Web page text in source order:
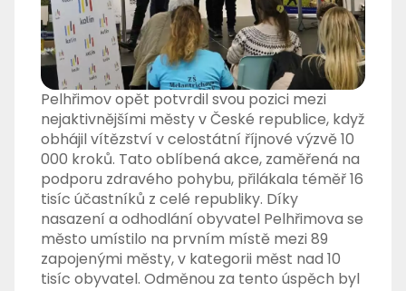
Pelhřimov opět potvrdil svou pozici mezi
nejaktivnějšími městy v České republice, když
obhájil vítězství v celostátní říjnové výzvě 10
000 kroků. Tato oblíbená akce, zaměřená na
podporu zdravého pohybu, přilákala téměř 16
tisíc účastníků z celé republiky. Díky
nasazení a odhodlání obyvatel Pelhřimova se
město umístilo na prvním místě mezi 89
zapojenými městy, v kategorii měst nad 10
tisíc obyvatel. Odměnou za tento úspěch byl